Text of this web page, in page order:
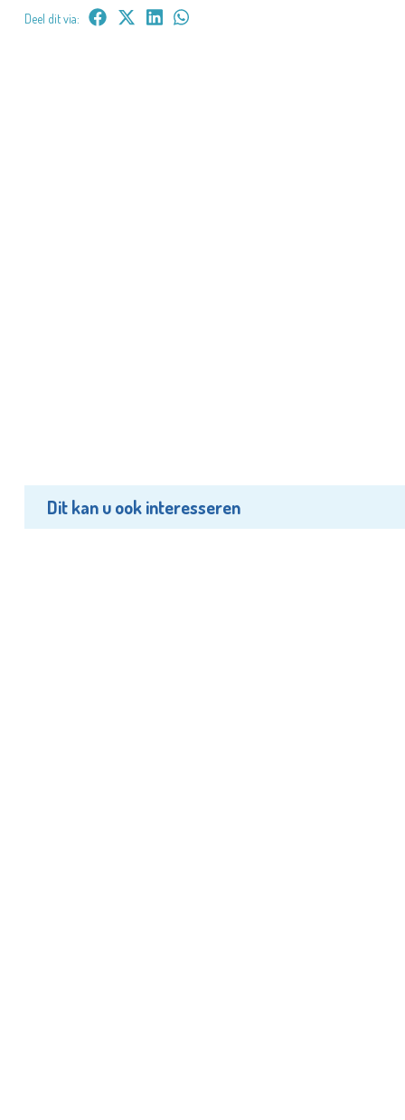
Deel dit via:
Dit kan u ook interesseren